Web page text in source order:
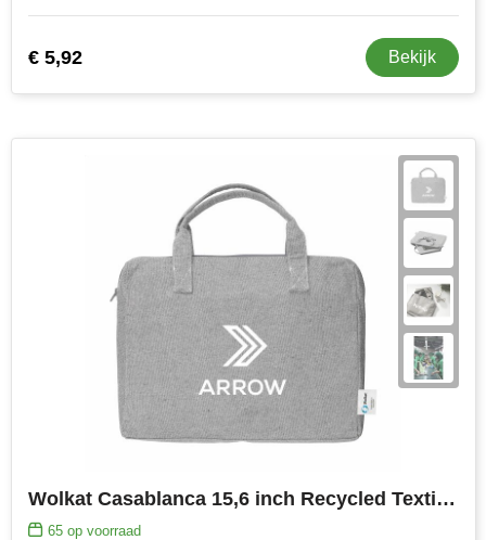
€ 5,92 Bekijk
Wolkat Casablanca 15,6 inch Recycled Textile Laptop Bag
65op voorraad